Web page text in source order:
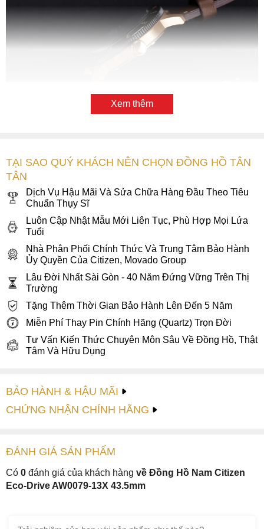
cứng cáp và mạnh mẽ thì Citizen AW0079-13X còn được
trang bị thêm khả năng chống nước lên đến 10ATM (tương
đương 100m nước). Những chàng trai yêu thích bơi lội có
thể thoải mái mang đồng hồ theo cùng những chuyến du
lịch.
Những chiếc đồng hồ nam chính hãng
có phong cách
thiết kế mạnh mẽ, bụi bặm như Citizen AW0079-13X sẽ rất
thích hợp khi phối chung với các outfit năng động, thể thao
và sẽ là phụ kiện tạo điểm nhấn giúp outfit thêm phần cá
tính.
2. Mặt số hiện đại
Mặt số của Citizen AW0079-13X là một trong những điểm
đặc biệt tạo nên sức hút cho thiết kế tổng thể. Bao phủ mặt
sáng rất đẹp mắt. Nếu bạn đã quá quen với những chiếc
mang đến một làn gió mới khi mặt số được khoác lên màu
vào, sắc cam được chuyển nhạt dần về trung tâm cực kỳ bắt
mắt.
Xem thêm
TẠI SAO QUÝ KHÁCH NÊN CHỌN ĐỒNG HỒ TÂN
TÂN
Dịch Vụ Hậu Mãi Và Sửa Chữa Hàng Đầu Theo Tiêu
Chuẩn Thụy Sĩ
Luôn Cập Nhật Mẫu Mới Liên Tục, Phù Hợp Mọi Lứa
Tuổi
Nhà Phân Phối Chính Thức Và Trung Tâm Bảo Hành
Ủy Quyền Của Citizen, Movado Group
Lâu Đời Nhất Sài Gòn - 40 Năm Đứng Vững Trên Thị
Trường
Tặng Thêm Thời Gian Bảo Hành Lên Đến 5 Năm
Miễn Phí Thay Pin Chính Hãng (Quartz) Trọn Đời
Tư Vấn Kiến Thức Chuyên Môn Sâu Về Đồng Hồ, Thật
Tâm Và Hữu Dụng
BẢO HÀNH & HẬU MÃI
CHỨNG NHẬN CHÍNH HÃNG
ĐÁNH GIÁ SẢN PHẤM
Có 0 đánh giá của khách hàng về Đồng Hồ Nam Citizen
Eco-Drive AW0079-13X 43.5mm